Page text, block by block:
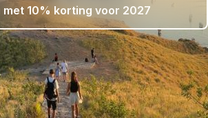
met 10% korting voor 2027